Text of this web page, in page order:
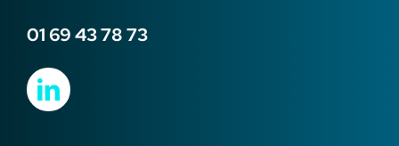
01 69 43 78 73